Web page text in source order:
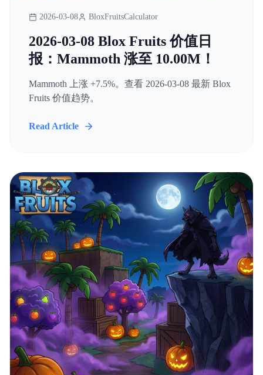
2026-03-08 BloxFruitsCalculator
2026-03-08 Blox Fruits 价值日
报：Mammoth 涨至 10.00M！
Mammoth 上涨 +7.5%。查看 2026-03-08 最新 Blox
Fruits 价值趋势。
Read Article